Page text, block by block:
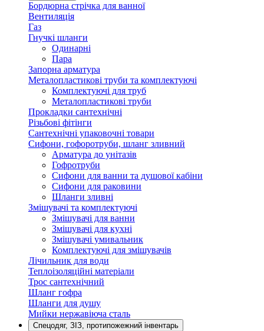
Бордюрна стрічка для ванної
Вентиляція
Газ
Гнучкі шланги
Одинарні
Пара
Запорна арматура
Металопластикові труби та комплектуючі
Комплектуючі для труб
Металопластикові труби
Прокладки сантехнічні
Різьбові фітінги
Сантехнічні упаковочні товари
Сифони, гофоротруби, шланг зливний
Арматура до унітазів
Гофротруби
Сифони для ванни та душової кабіни
Сифони для раковини
Шланги зливні
Змішувачі та комплектуючі
Змішувачі для ванни
Змішувачі для кухні
Змішувачі умивальник
Комплектуючі для змішувачів
Лічильник для води
Теплоізоляційні матеріали
Трос сантехнічний
Шланг гофра
Шланги для душу
Мийки нержавіюча сталь
Спецодяг, ЗІЗ, протипожежний інвентарь